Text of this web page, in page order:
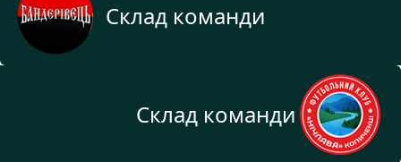
Склад команди
Склад команди